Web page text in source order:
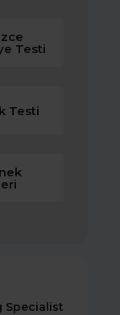
Testi
Testi
Specialist